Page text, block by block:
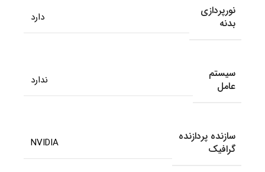
نورپردازی
بدنه
دارد
سیستم
عامل
ندارد
سازنده پردازنده
گرافیک
NVIDIA